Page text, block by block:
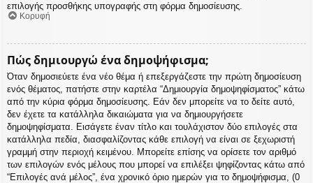
επιλογής προσθήκης υπογραφής στη φόρμα δημοσίευσης.
Κορυφή
Πώς δημιουργώ ένα δημοψήφισμα;
Όταν δημοσιεύετε ένα νέο θέμα ή επεξεργάζεστε την πρώτη δημοσίευση
ενός θέματος, πατήστε στην καρτέλα “Δημιουργία δημοψηφίσματος” κάτω
από την κύρια φόρμα δημοσίευσης. Εάν δεν μπορείτε να το δείτε αυτό,
δεν έχετε τα κατάλληλα δικαιώματα για να δημιουργήσετε
δημοψηφίσματα. Εισάγετε έναν τίτλο και τουλάχιστον δύο επιλογές στα
κατάλληλα πεδία, διασφαλίζοντας κάθε επιλογή να είναι σε ξεχωριστή
γραμμή στην περιοχή κειμένου. Μπορείτε επίσης να ορίσετε τον αριθμό
των επιλογών ενός μέλους που μπορεί να επιλέξει ψηφίζοντας κάτω από
“Επιλογές ανά μέλος”, ένα χρονικό όριο ημερών για το δημοψήφισμα, (0